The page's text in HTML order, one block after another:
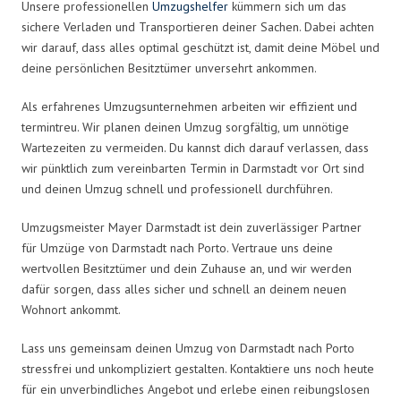
Unsere professionellen Umzugshelfer kümmern sich um das
sichere Verladen und Transportieren deiner Sachen. Dabei achten
wir darauf, dass alles optimal geschützt ist, damit deine Möbel und
deine persönlichen Besitztümer unversehrt ankommen.
Als erfahrenes Umzugsunternehmen arbeiten wir effizient und
termintreu. Wir planen deinen Umzug sorgfältig, um unnötige
Wartezeiten zu vermeiden. Du kannst dich darauf verlassen, dass
wir pünktlich zum vereinbarten Termin in Darmstadt vor Ort sind
und deinen Umzug schnell und professionell durchführen.
Umzugsmeister Mayer Darmstadt ist dein zuverlässiger Partner
für Umzüge von Darmstadt nach Porto. Vertraue uns deine
wertvollen Besitztümer und dein Zuhause an, und wir werden
dafür sorgen, dass alles sicher und schnell an deinem neuen
Wohnort ankommt.
Lass uns gemeinsam deinen Umzug von Darmstadt nach Porto
stressfrei und unkompliziert gestalten. Kontaktiere uns noch heute
für ein unverbindliches Angebot und erlebe einen reibungslosen